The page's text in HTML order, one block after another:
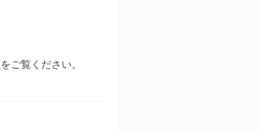
をご覧ください。